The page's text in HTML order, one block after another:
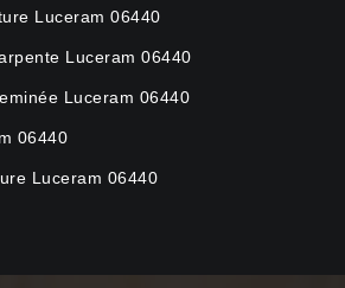
Luceram 06440
Luceram 06440
Luceram 06440
06440
Luceram 06440